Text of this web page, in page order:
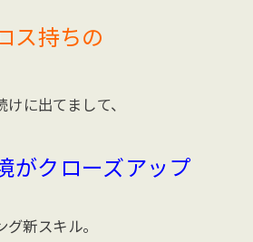
ス持ちの
けに出てまして、
がクローズアップ
新スキル。